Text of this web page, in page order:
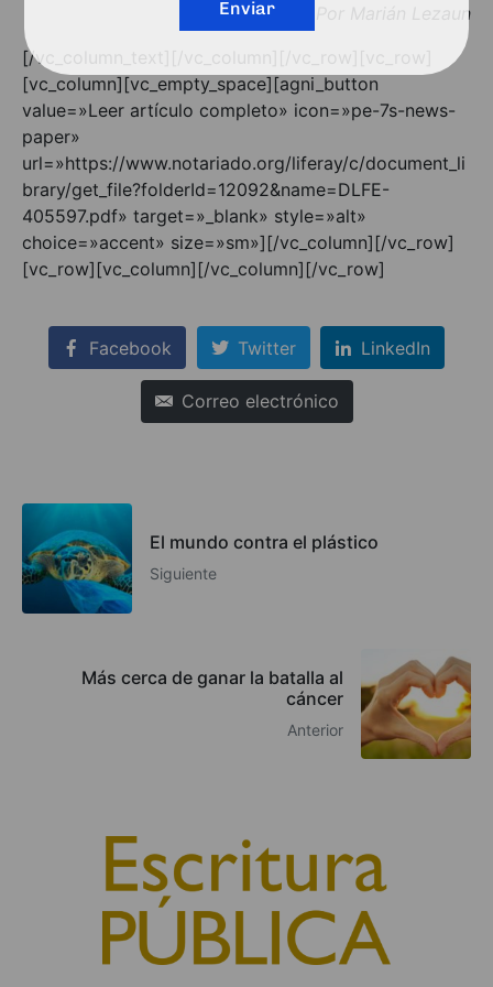
Por Marián Lezaun
[/vc_column_text][/vc_column][/vc_row][vc_row]
[vc_column][vc_empty_space][agni_button
value=»Leer artículo completo» icon=»pe-7s-news-
paper»
url=»https://www.notariado.org/liferay/c/document_li
brary/get_file?folderId=12092&name=DLFE-
405597.pdf» target=»_blank» style=»alt»
choice=»accent» size=»sm»][/vc_column][/vc_row]
[vc_row][vc_column][/vc_column][/vc_row]
Facebook Twitter LinkedIn
Correo electrónico
El mundo contra el plástico
Siguiente
Más cerca de ganar la batalla al
cáncer
Anterior
Enviar